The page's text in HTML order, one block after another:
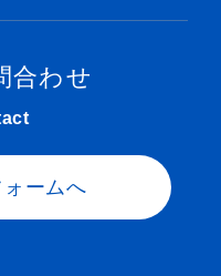
合わせ
ームへ